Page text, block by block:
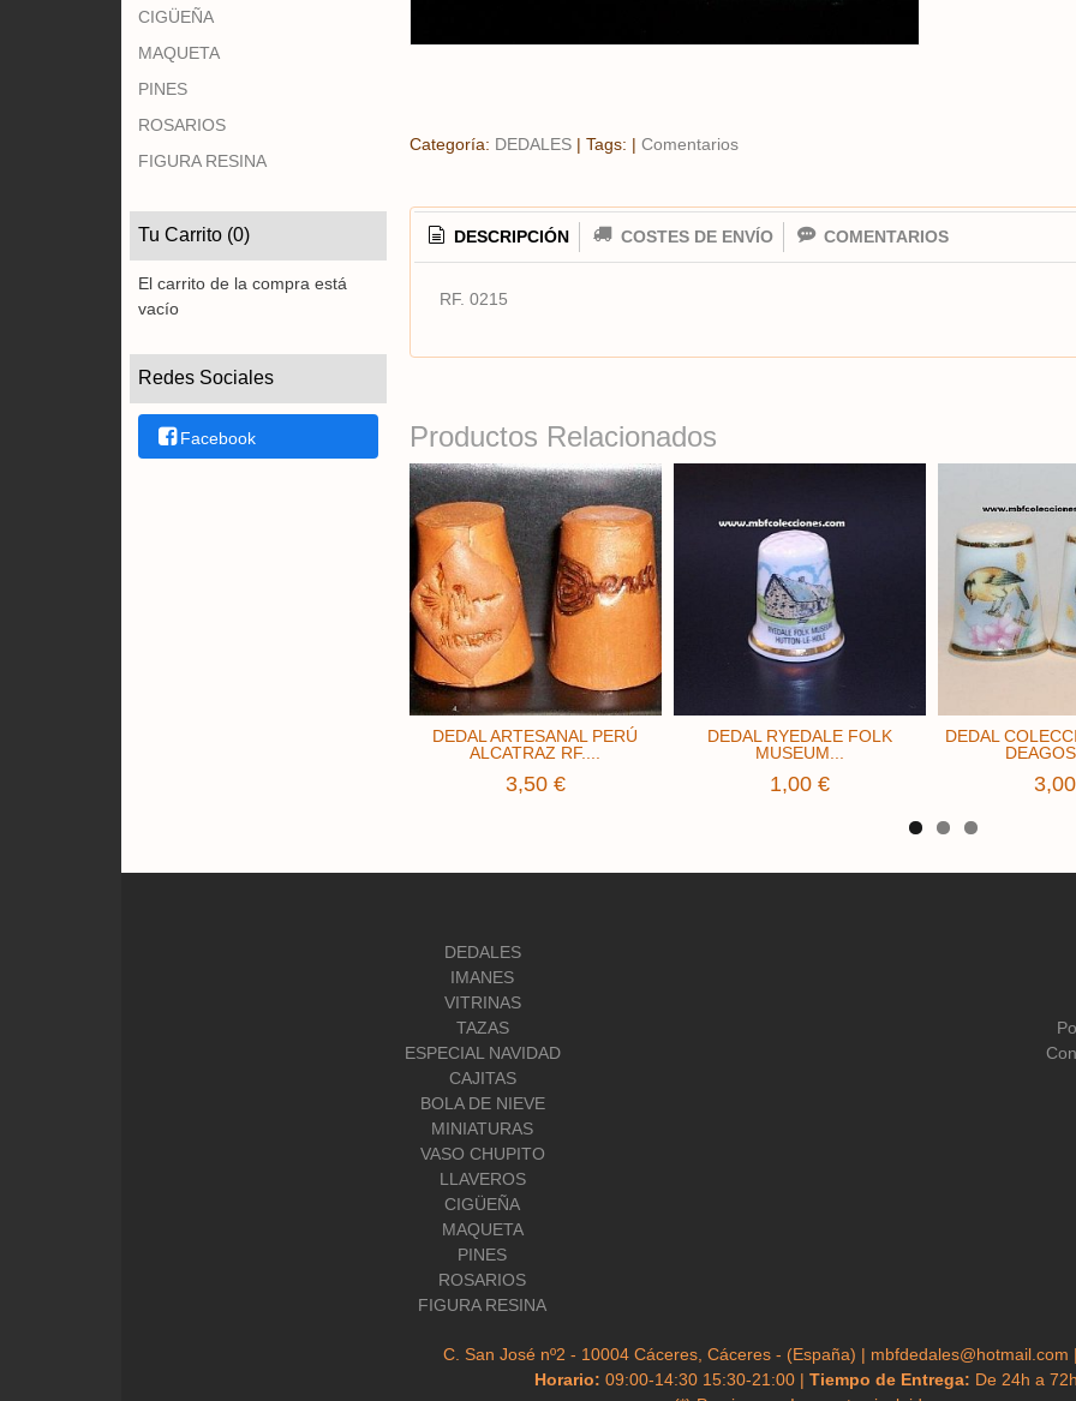
CIGÜEÑA
MAQUETA
PINES
ROSARIOS
FIGURA RESINA
Tu Carrito (0)
El carrito de la compra está
vacío
Redes Sociales
Facebook
Categoría: DEDALES| Tags: | Comentarios
DESCRIPCIÓN COSTES DE ENVÍO COMENTARIOS
RF. 0215
Productos Relacionados
DEDAL ARTESANAL PERÚ
ALCATRAZ RF....
3,50 €
DEDAL RYEDALE FOLK
MUSEUM...
1,00 €
DEDAL
DEDALES
IMANES
VITRINAS
TAZAS
ESPECIAL NAVIDAD
CAJITAS
BOLA DE NIEVE
MINIATURAS
VASO CHUPITO
LLAVEROS
CIGÜEÑA
MAQUETA
PINES
ROSARIOS
FIGURA RESINA
C. San José nº2 - 10004 Cáceres, Cáceres - (España) |
Horario:09:00-14:30 15:30-21:00 |Tiempo de Entrega: De 24h a 72h